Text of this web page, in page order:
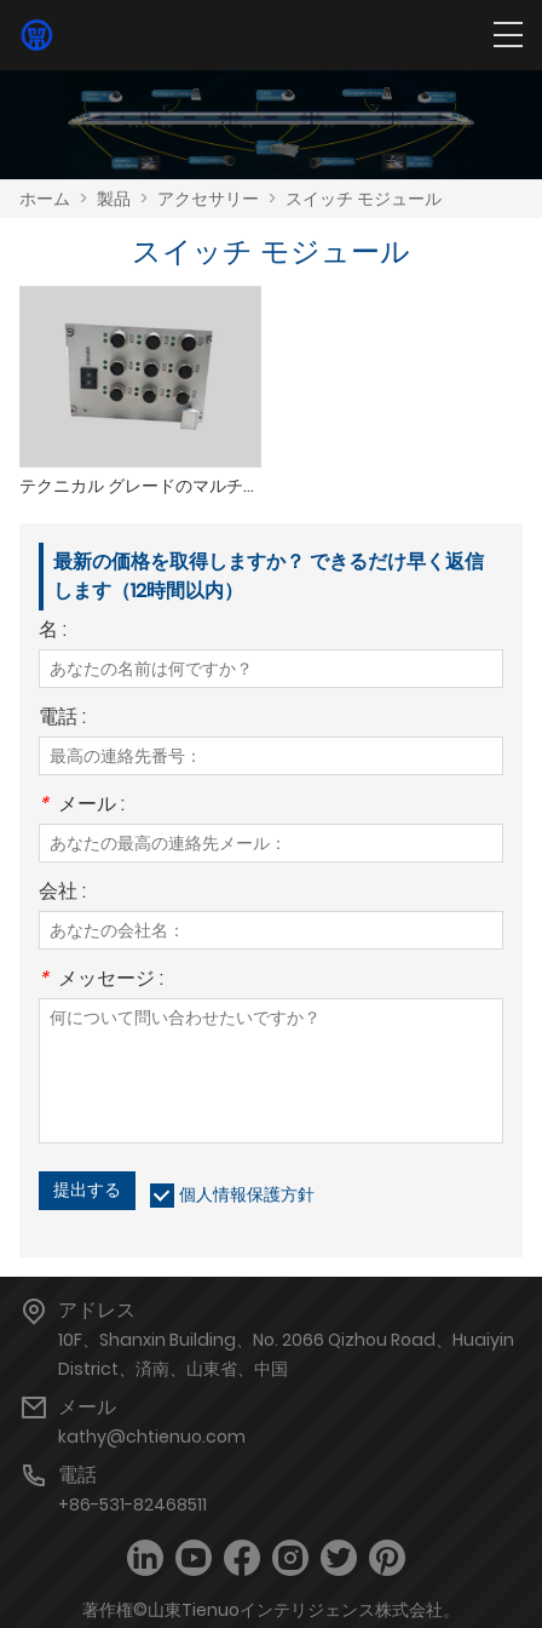
ホーム > 製品 > アクセサリー > スイッチ モジュール
スイッチ モジュール
テクニカル グレードのマルチビデオおよびオーディオ入力スイッチ モジュール
最新の価格を取得しますか？ できるだけ早く返信
します（12時間以内）
名 :
電話 :
* メール :
会社 :
* メッセージ :
提出する 個人情報保護方針
アドレス
10F、Shanxin Building、No. 2066 Qizhou Road、Huaiyin
District、済南、山東省、中国
メール
kathy@chtienuo.com
電話
+86-531-82468511
著作権©山東Tienuoインテリジェンス株式会社。